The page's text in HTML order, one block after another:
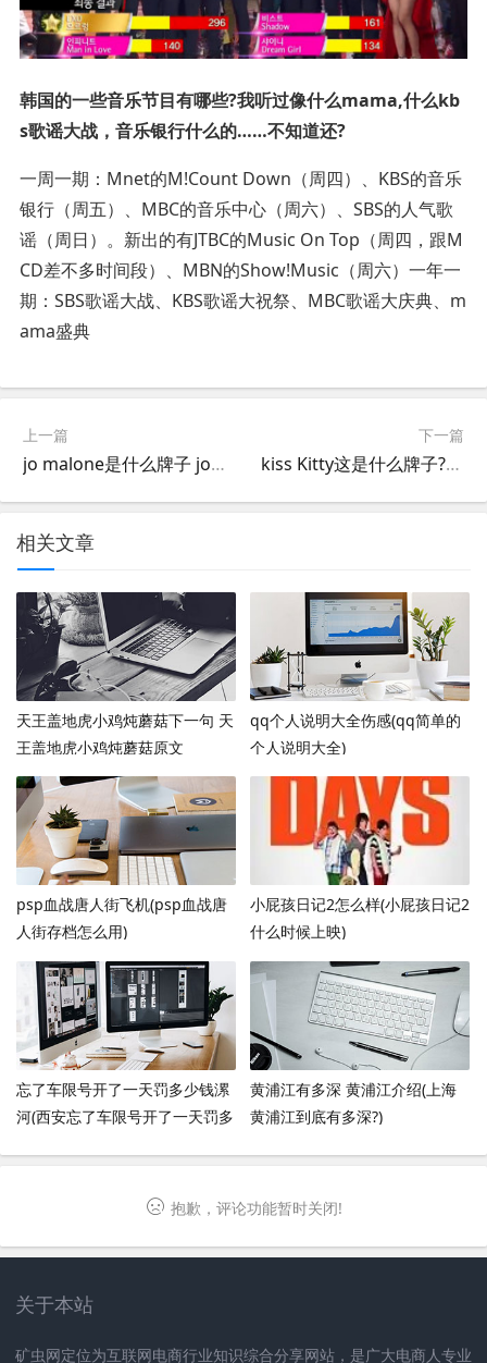
韩国的一些音乐节目有哪些?我听过像什么mama,什么kb
s歌谣大战，音乐银行什么的……不知道还?
一周一期：Mnet的M!Count Down（周四）、KBS的音乐
银行（周五）、MBC的音乐中心（周六）、SBS的人气歌
谣（周日）。新出的有JTBC的Music On Top（周四，跟M
CD差不多时间段）、MBN的Show!Music（周六）一年一
期：SBS歌谣大战、KBS歌谣大祝祭、MBC歌谣大庆典、m
ama盛典
上一篇
jo malone是什么牌子 jo malone是哪个国家的
下一篇
kiss Kitty这是什么牌子?接吻猫和kiss kitty什么区别?
相关文章
天王盖地虎小鸡炖蘑菇下一句 天
王盖地虎小鸡炖蘑菇原文
qq个人说明大全伤感(qq简单的
个人说明大全)
psp血战唐人街飞机(psp血战唐
人街存档怎么用)
小屁孩日记2怎么样(小屁孩日记2
什么时候上映)
忘了车限号开了一天罚多少钱漯
河(西安忘了车限号开了一天罚多
黄浦江有多深 黄浦江介绍(上海
黄浦江到底有多深?)
抱歉，评论功能暂时关闭!
关于本站
矿虫网定位为互联网电商行业知识综合分享网站，是广大电商人专业